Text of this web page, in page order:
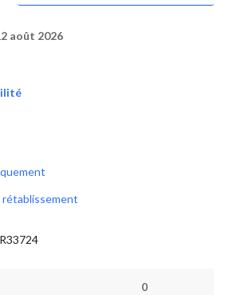
août 2026
rétablissement
0